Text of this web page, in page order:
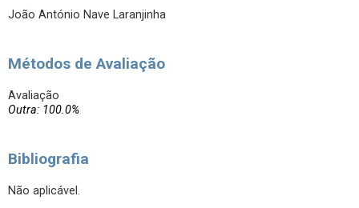
João António Nave Laranjinha
Métodos de Avaliação
Avaliação
Outra: 100.0%
Bibliografia
Não aplicável.